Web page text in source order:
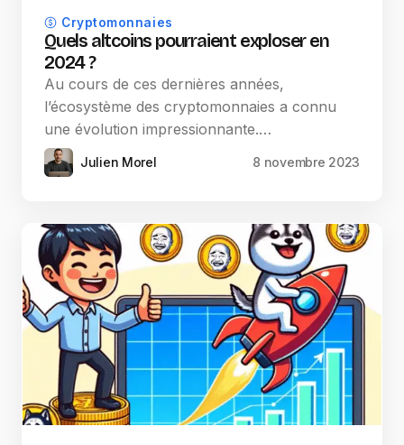
Cryptomonnaies
Quels altcoins pourraient exploser en
2024 ?
Au cours de ces dernières années,
l’écosystème des cryptomonnaies a connu
une évolution impressionnante.…
Julien Morel 8 novembre 2023